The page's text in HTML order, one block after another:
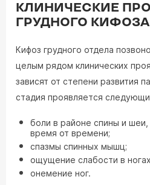
КЛИНИЧЕСКИЕ
ГРУДНОГО КИФОЗА
Кифоз грудного отдела
целым рядом клинических
зависят от степени развития
стадия проявляется
боли в районе спины и
время от времени;
спазмы спинных мышц;
ощущение слабости в
онемение ног.